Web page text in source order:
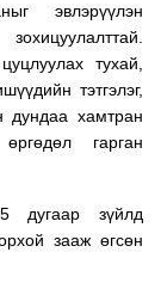
эвлэрүүлэн
тухай,
тэтгэлэг,
дундаа хамтран
гарган
дугаар зүйлд
зааж өгсөн